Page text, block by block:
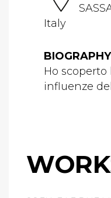
Italy
BIOGRAPHY
Ho
influenze